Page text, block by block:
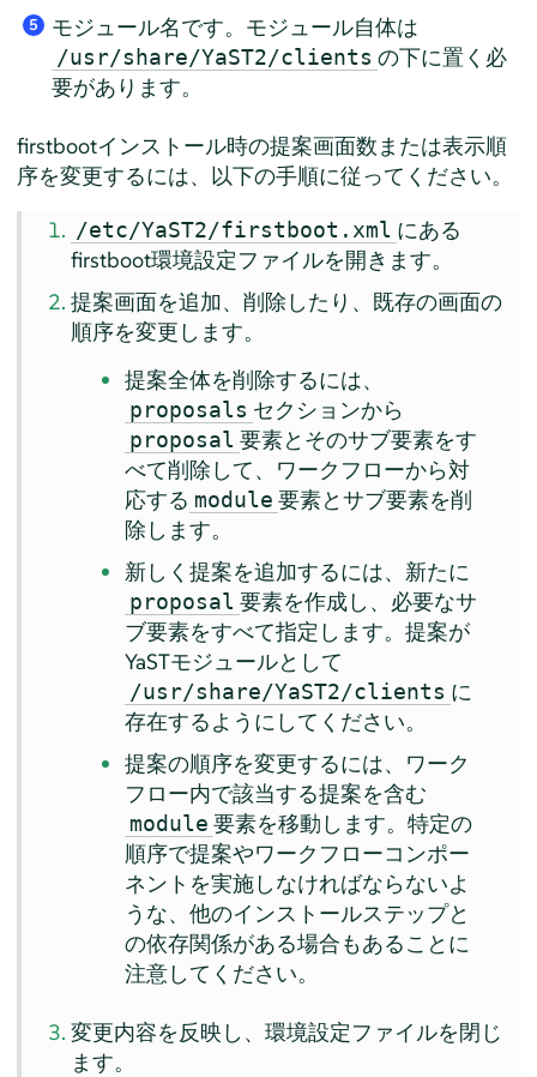
5 モジュール名です。モジュール自体は
/usr/share/YaST2/clients の下に置く必
要があります。
firstbootインストール時の提案画面数または表示順
序を変更するには、以下の手順に従ってください。
/etc/YaST2/firstboot.xml にある
firstboot環境設定ファイルを開きます。
提案画面を追加、削除したり、既存の画面の
順序を変更します。
提案全体を削除するには、
proposals セクションから
proposal 要素とそのサブ要素をす
べて削除して、ワークフローから対
応する module 要素とサブ要素を削
除します。
新しく提案を追加するには、新たに
proposal 要素を作成し、必要なサ
ブ要素をすべて指定します。提案が
YaSTモジュールとして
/usr/share/YaST2/clients に
存在するようにしてください。
提案の順序を変更するには、ワーク
フロー内で該当する提案を含む
module 要素を移動します。特定の
順序で提案やワークフローコンポー
ネントを実施しなければならないよ
うな、他のインストールステップと
の依存関係がある場合もあることに
注意してください。
変更内容を反映し、環境設定ファイルを閉じ
ます。